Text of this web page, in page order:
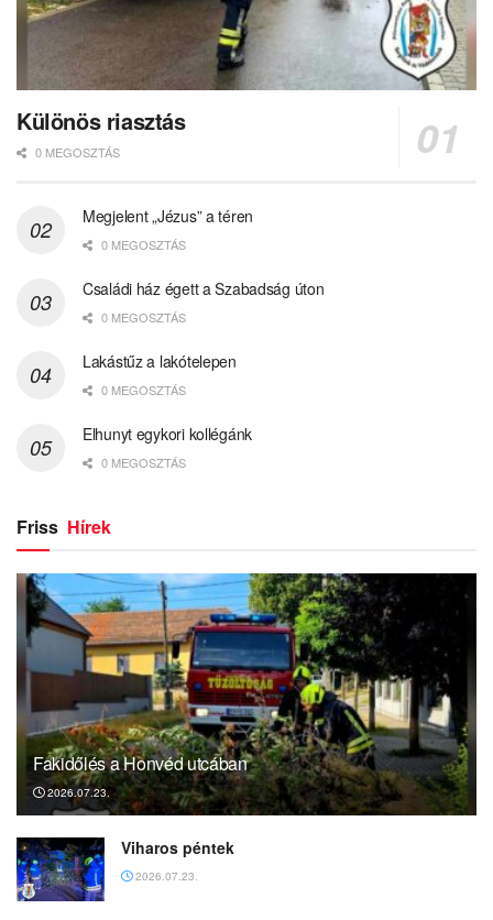
Különös riasztás
0 MEGOSZTÁS
Megjelent „Jézus” a téren
0 MEGOSZTÁS
Családi ház égett a Szabadság úton
0 MEGOSZTÁS
Lakástűz a lakótelepen
0 MEGOSZTÁS
Elhunyt egykori kollégánk
0 MEGOSZTÁS
Friss Hírek
Fakidőlés a Honvéd utcában
2026.07.23.
Viharos péntek
2026.07.23.